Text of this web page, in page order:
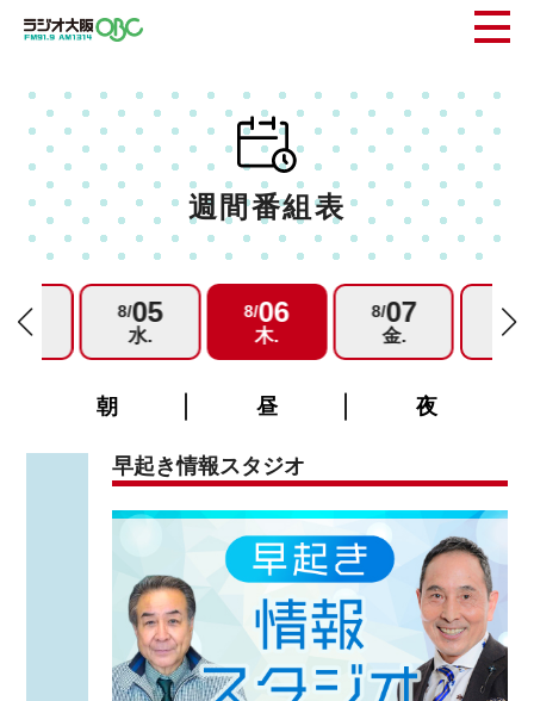
週間番組表
04
火.
8/05
水.
8/06
木.
8/07
金.
8/
土.
朝 昼 夜
早起き情報スタジオ